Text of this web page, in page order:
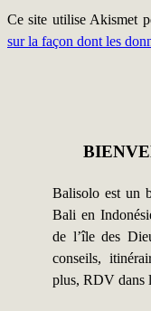
Ce site utilise Akismet
sur la façon dont les
Balisolo est un
Bali en
de l’île des
conseils,
plus, RDV dans